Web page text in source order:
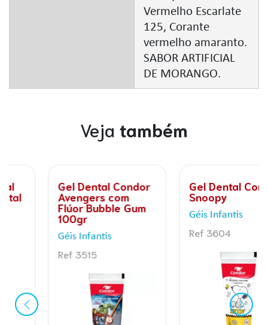
Vermelho Escarlate
125, Corante
vermelho amaranto.
SABOR ARTIFICIAL
DE MORANGO.
Veja também
Gel Dental Condor
Avengers com
Flúor Bubble Gum
Géis Infantis
Gel Dental Condor
Géis Infantis
Ref 3604